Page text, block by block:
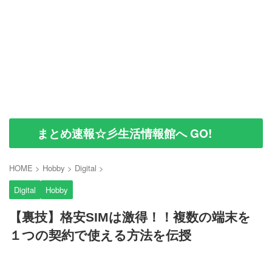
まとめ速報☆彡生活情報館へ GO!
HOME > Hobby > Digital >
Digital
Hobby
【裏技】格安SIMは激得！！複数の端末を
１つの契約で使える方法を伝授